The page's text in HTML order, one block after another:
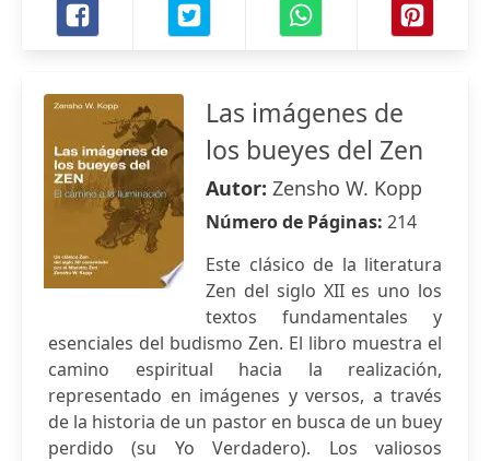
Las imágenes de
los bueyes del Zen
Autor: Zensho W. Kopp
Número de Páginas: 214
Este clásico de la literatura
Zen del siglo XII es uno los
textos fundamentales y
esenciales del budismo Zen. El libro muestra el
camino espiritual hacia la realización,
representado en imágenes y versos, a través
de la historia de un pastor en busca de un buey
perdido (su Yo Verdadero). Los valiosos